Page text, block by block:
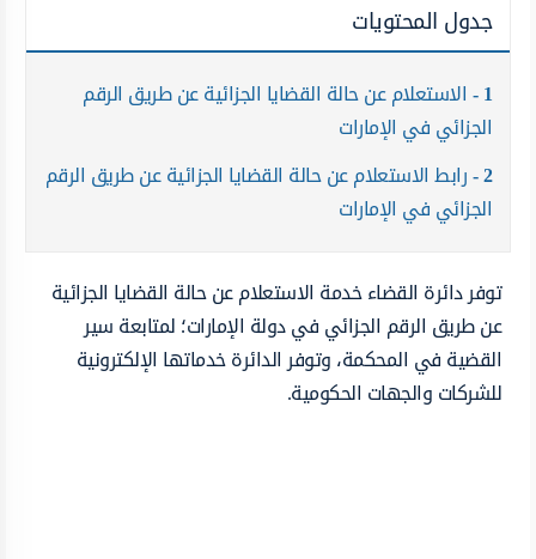
جدول المحتويات
1 الاستعلام عن حالة القضايا الجزائية عن طريق الرقم
الجزائي في الإمارات
2 رابط الاستعلام عن حالة القضايا الجزائية عن طريق الرقم
الجزائي في الإمارات
توفر دائرة القضاء خدمة الاستعلام عن حالة القضايا الجزائية
عن طريق الرقم الجزائي في دولة الإمارات؛ لمتابعة سير
القضية في المحكمة، وتوفر الدائرة خدماتها الإلكترونية
للشركات والجهات الحكومية.